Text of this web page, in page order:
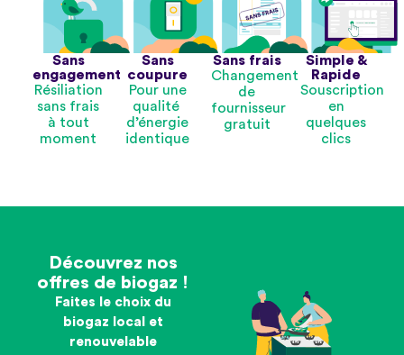
Sans
engagement
Résiliation
sans frais
à tout
moment
Sans
coupure
Pour une
qualité
d’énergie
identique
Sans frais
Changement
de
fournisseur
gratuit
Simple &
Rapide
Souscription
en
quelques
clics
Découvrez nos
offres de biogaz !
Faites le choix du
biogaz local et
renouvelable